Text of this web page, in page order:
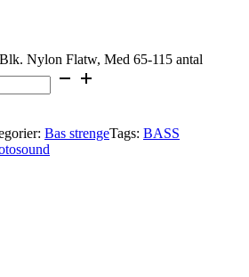
Nylon Flatw, Med 65-115 antal
Bas strengeTags: BASS